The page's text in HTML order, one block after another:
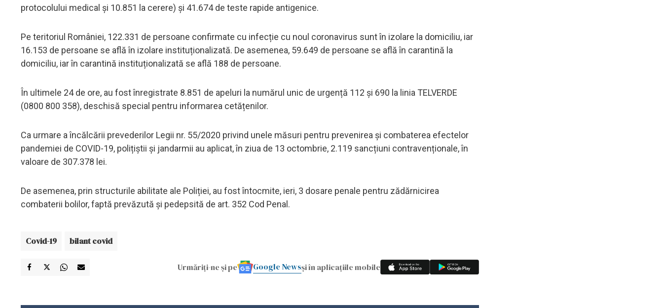
protocolului medical și 10.851 la cerere) și 41.674 de teste rapide antigenice.
Pe teritoriul României, 122.331 de persoane confirmate cu infecție cu noul coronavirus sunt în izolare la domiciliu, iar
16.153 de persoane se află în izolare instituționalizată. De asemenea, 59.649 de persoane se află în carantină la
domiciliu, iar în carantină instituționalizată se află 188 de persoane.
În ultimele 24 de ore, au fost înregistrate 8.851 de apeluri la numărul unic de urgență 112 și 690 la linia TELVERDE
(0800 800 358), deschisă special pentru informarea cetățenilor.
Ca urmare a încălcării prevederilor Legii nr. 55/2020 privind unele măsuri pentru prevenirea și combaterea efectelor
pandemiei de COVID-19, polițiștii și jandarmii au aplicat, în ziua de 13 octombrie, 2.119 sancțiuni contravenționale, în
valoare de 307.378 lei.
De asemenea, prin structurile abilitate ale Poliției, au fost întocmite, ieri, 3 dosare penale pentru zădărnicirea
combaterii bolilor, faptă prevăzută și pedepsită de art. 352 Cod Penal.
Covid-19 bilant covid
Urmăriți-ne și pe Google Newsși în aplicațiile mobile